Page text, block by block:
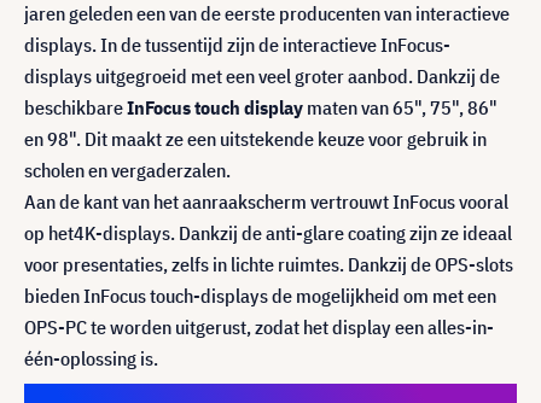
jaren geleden een van de eerste producenten van interactieve
displays. In de tussentijd zijn de interactieve InFocus-
displays uitgegroeid met een veel groter aanbod. Dankzij de
beschikbareInFocus touch display maten van 65", 75", 86"
en 98". Dit maakt ze een uitstekende keuze voor gebruik in
scholen en vergaderzalen.
Aan de kant van het aanraakscherm vertrouwt InFocus vooral
op het4K-displays. Dankzij de anti-glare coating zijn ze ideaal
voor presentaties, zelfs in lichte ruimtes. Dankzij de OPS-slots
bieden InFocus touch-displays de mogelijkheid om met een
OPS-PC te worden uitgerust, zodat het display een alles-in-
één-oplossing is.